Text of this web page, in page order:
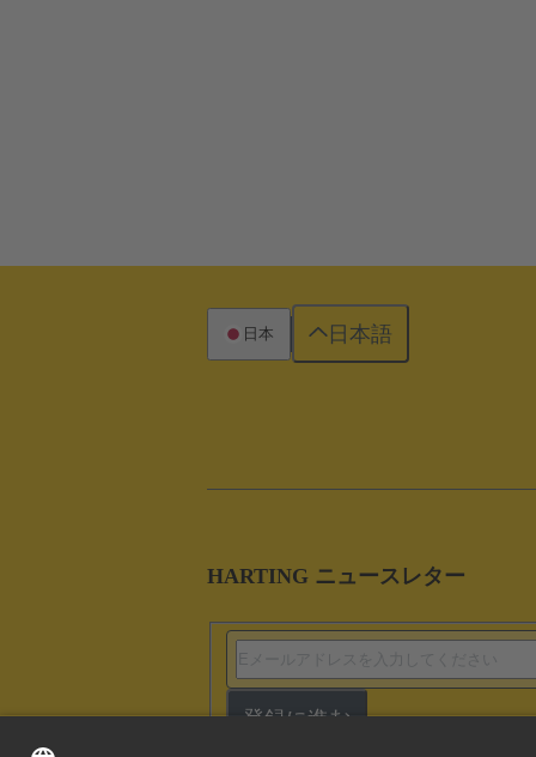
HARTING ニュースレター
登録に進む
日本 日本語